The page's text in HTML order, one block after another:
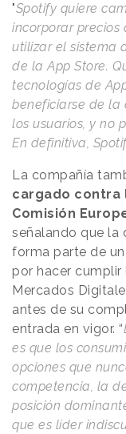
"Spotify quiere
incorporar precios
utilizar el sistema
de la App Store.
tecnologías de
beneficiarse de la
los usuarios, y no
En definitiva,
La compañía
cargado contra
Comisión
señalando que la
forma parte de
por hacer cumplir
Mercados
antes de su
entrada en vigor. “
es que los
opciones que
competencia, la
posición
que es líder